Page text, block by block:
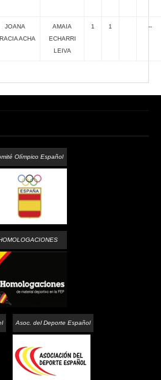
JOANA
ACHA
AMAIA
ECHARRI
LEIVA
1 1 --
Olímpico Español
Asoc. del Deporte Español